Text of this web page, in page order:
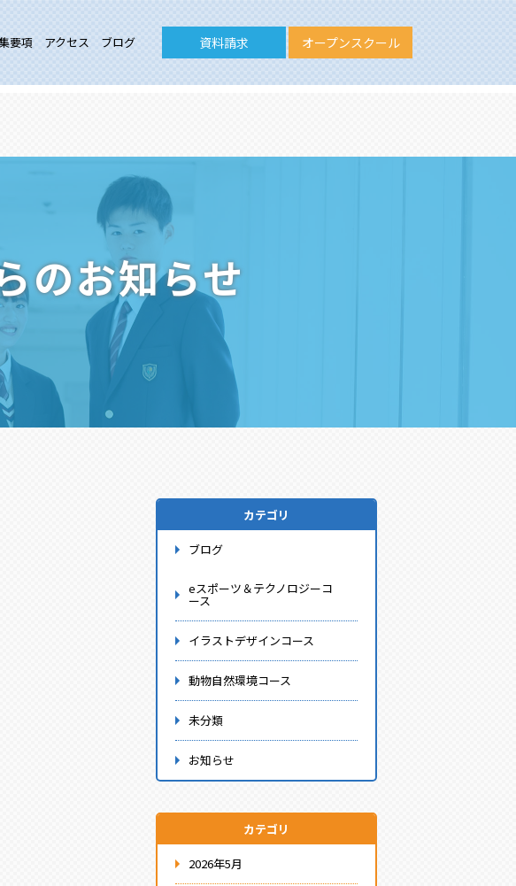
要項 アクセス ブログ 資料請求 オープンスクール
のお知らせ
カテゴリ
ブログ
eスポーツ＆テクノロジーコ
ース
イラストデザインコース
動物自然環境コース
未分類
お知らせ
カテゴリ
2026年5月